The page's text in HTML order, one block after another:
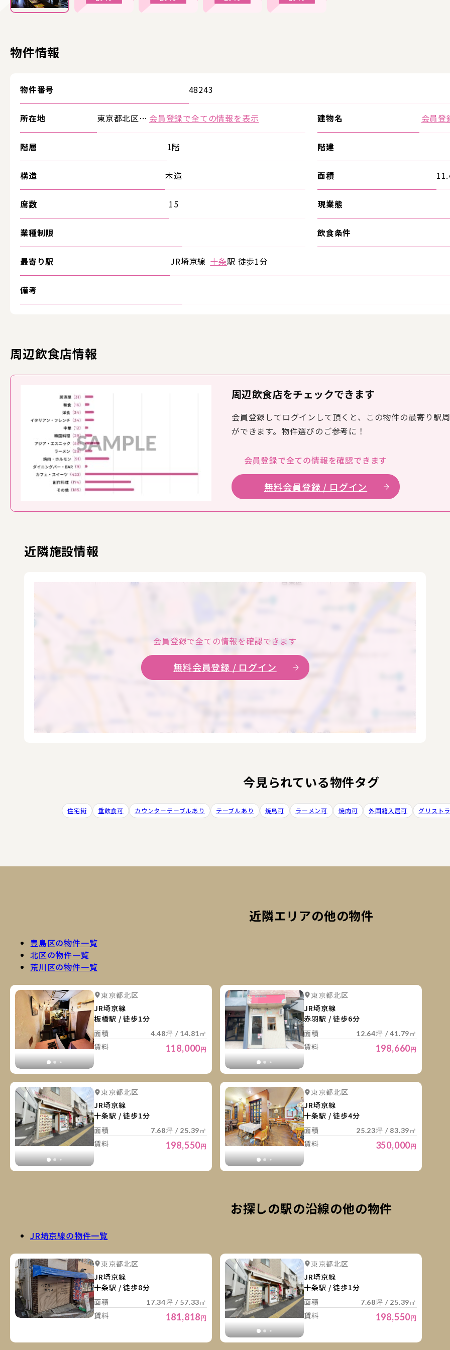
物件情報
物件番号 48243
所在地 東京都北区… 会員登録で全ての情報を表示 建物名 会員登
階層 1階 階建
構造 木造 面積
席数 15 現業態
業種制限 飲食条件
最寄り駅 JR埼京線 十条駅 徒歩1分
備考
周辺飲食店情報
周辺飲食店をチェックできます
会員登録してログインして頂くと、この物件の最寄り駅
ができます。物件選びのご参考に！
会員登録で全ての情報を確認できます
無料会員登録 / ログイン
近隣施設情報
会員登録で全ての情報を確認できます
無料会員登録 / ログイン
今見られている物件タグ
住宅街 重飲食可 カウンターテーブルあり テーブルあり 焼鳥可 ラーメン可 焼肉可 外国籍入居可 グリスト
近隣エリアの他の物件
豊島区の物件一覧
北区の物件一覧
荒川区の物件一覧
詳細を見る 詳細を見る 詳細を見る
東京都北区
JR埼京線
板橋駅 / 徒歩1分
面積
4.48坪 / 14.81㎡
賃料 118,000円
詳細を見る 詳細を見る
東京都北区
JR埼京線
赤羽駅 / 徒歩6分
面積
12.64坪 / 41.79㎡
賃料 198,660円
詳細を見る 詳細を見る 詳細を見る
東京都北区
JR埼京線
十条駅 / 徒歩1分
面積
7.68坪 / 25.39㎡
賃料 198,550円
詳細を見る 詳細を見る
東京都北区
JR埼京線
十条駅 / 徒歩4分
面積
25.23坪 / 83.39㎡
賃料 350,000円
お探しの駅の沿線の他の物件
JR埼京線の物件一覧
詳細を見る
東京都北区
JR埼京線
十条駅 / 徒歩8分
面積
17.34坪 / 57.33㎡
賃料 181,818円
詳細を見る 詳細を見る
東京都北区
JR埼京線
十条駅 / 徒歩1分
面積
7.68坪 / 25.39㎡
賃料 198,550円